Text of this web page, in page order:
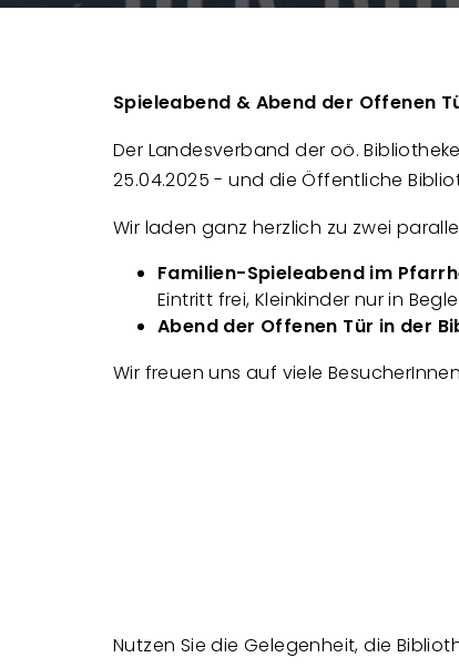
Spieleabend & Abend der Offenen
Der Landesverband der oö.
25.04.2025 - und die Öffentliche
Wir laden ganz herzlich zu zwei
Familien-Spieleabend im
Eintritt frei, Kleinkinder nur in
Abend der Offenen Tür in der
Wir freuen uns auf viele
Nutzen Sie die Gelegenheit, die